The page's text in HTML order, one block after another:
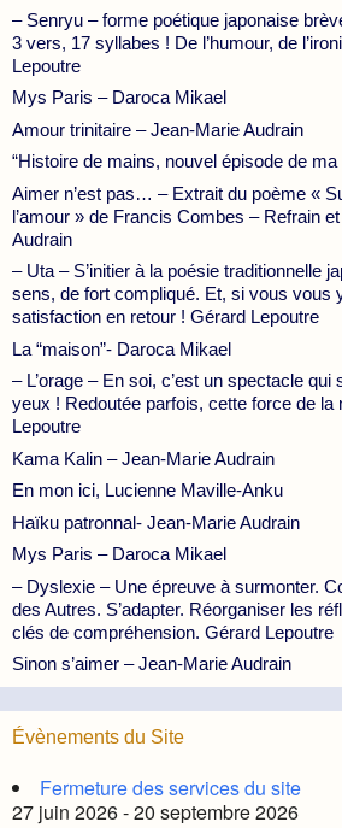
– Senryu – forme poétique japonaise
3 vers, 17 syllabes ! De l’humour, de
Lepoutre
Mys Paris – Daroca Mikael
Amour trinitaire – Jean-Marie Audrain
“Histoire de mains, nouvel épisode de
Aimer n’est pas… – Extrait du poème «
l’amour » de Francis Combes – Refrain
Audrain
– Uta – S’initier à la poésie traditionnelle
sens, de fort compliqué. Et, si vous vous
satisfaction en retour ! Gérard Lepoutre
La “maison”- Daroca Mikael
– L’orage – En soi, c’est un spectacle
yeux ! Redoutée parfois, cette force de la
Lepoutre
Kama Kalin – Jean-Marie Audrain
En mon ici, Lucienne Maville-Anku
Haïku patronnal- Jean-Marie Audrain
Mys Paris – Daroca Mikael
– Dyslexie – Une épreuve à surmonter.
des Autres. S’adapter. Réorganiser les
clés de compréhension. Gérard Lepoutre
Sinon s’aimer – Jean-Marie Audrain
Évènements du Site
Fermeture des services du site
27 juin 2026 - 20 septembre 2026